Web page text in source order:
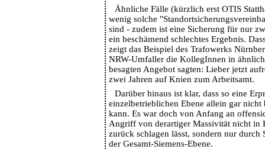
Ähnliche Fälle (kürzlich erst OTIS
wenig solche
sind - zudem ist eine Sicherung für nur
ein beschämend schlechtes Ergebnis.
zeigt das Beispiel des Trafowerks
NRW-Umfaller die KollegInnen in
besagten Angebot sagten: Lieber jetzt
zwei Jahren auf Knien zum Arbeitsamt.
Darüber hinaus ist klar, dass so eine
einzelbetrieblichen Ebene allein gar nicht
kann. Es war doch von Anfang an
Angriff von derartiger Massivität nicht in
zurück schlagen lässt, sondern nur durch
der Gesamt-Siemens-Ebene.